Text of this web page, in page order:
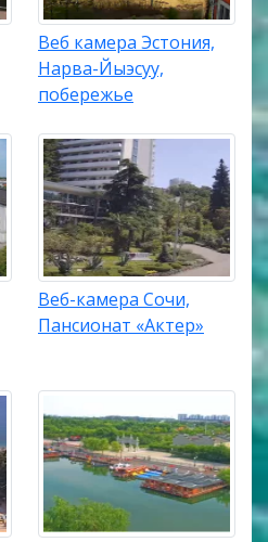
Веб камера Эстония,
Нарва-Йыэсуу,
побережье
Веб-камера Сочи,
Пансионат «Актер»